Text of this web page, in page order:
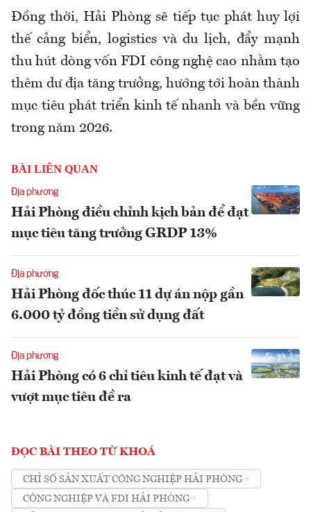
Đồng thời, Hải Phòng sẽ tiếp tục phát huy lợi
thế cảng biển, logistics và du lịch, đẩy mạnh
thu hút dòng vốn FDI công nghệ cao nhằm tạo
thêm dư địa tăng trưởng, hướng tới hoàn thành
mục tiêu phát triển kinh tế nhanh và bền vững
trong năm 2026.
BÀI LIÊN QUAN
Địa phương
Hải Phòng điều chỉnh kịch bản để đạt
mục tiêu tăng trưởng GRDP 13%
Địa phương
Hải Phòng đốc thúc 11 dự án nộp gần
6.000 tỷ đồng tiền sử dụng đất
Địa phương
Hải Phòng có 6 chỉ tiêu kinh tế đạt và
vượt mục tiêu đề ra
ĐỌC BÀI THEO TỪ KHOÁ
CHỈ SỐ SẢN XUẤT CÔNG NGHIỆP HẢI PHÒNG
CÔNG NGHIỆP VÀ FDI HẢI PHÒNG